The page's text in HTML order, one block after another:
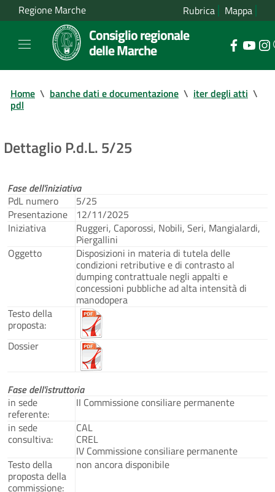
Regione Marche Rubrica Mappa
Consiglio regionale
delle Marche
Home \ banche dati e documentazione \ iter degli atti \
pdl
Dettaglio P.d.L. 5/25
Fase dell'iniziativa
PdL numero
5/25
Presentazione
12/11/2025
Iniziativa
Ruggeri, Caporossi, Nobili, Seri, Mangialardi,
Piergallini
Oggetto
Disposizioni in materia di tutela delle
condizioni retributive e di contrasto al
dumping contrattuale negli appalti e
concessioni pubbliche ad alta intensità di
manodopera
Testo della
proposta:
Dossier
Fase dell'istruttoria
in sede
referente:
II Commissione consiliare permanente
in sede
consultiva:
CAL
CREL
IV Commissione consiliare permanente
Testo della
proposta della
commissione:
non ancora disponibile